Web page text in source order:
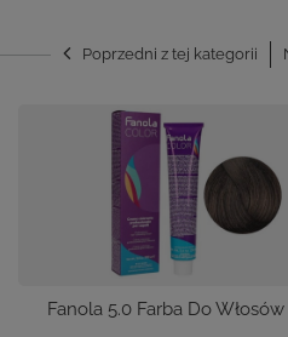
Poprzedni z tej kategorii
Fanola 5.0 Farba Do